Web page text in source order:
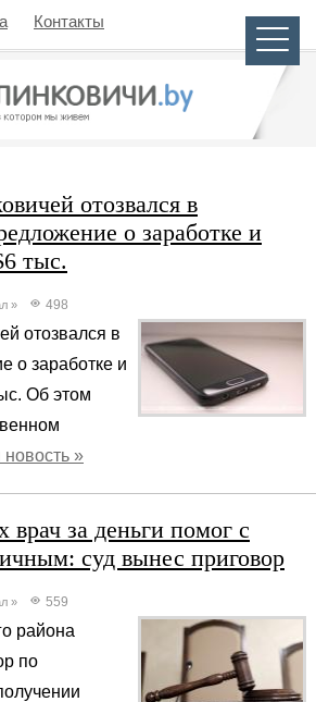
Контакты
отозвался в
о заработке и
тыс.
» 498
отозвался в
о заработке и
Об этом
»
за деньги помог с
суд вынес приговор
» 559
района
по